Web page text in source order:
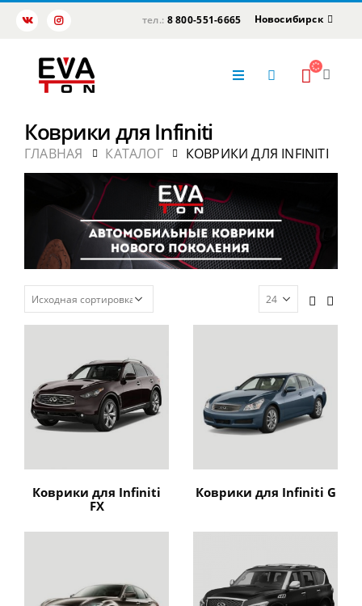
тел.: 8 800-551-6665 Новосибирск
Коврики для Infiniti
ГЛАВНАЯ КАТАЛОГ КОВРИКИ ДЛЯ INFINITI
Коврики для Infiniti
FX
Коврики для Infiniti G